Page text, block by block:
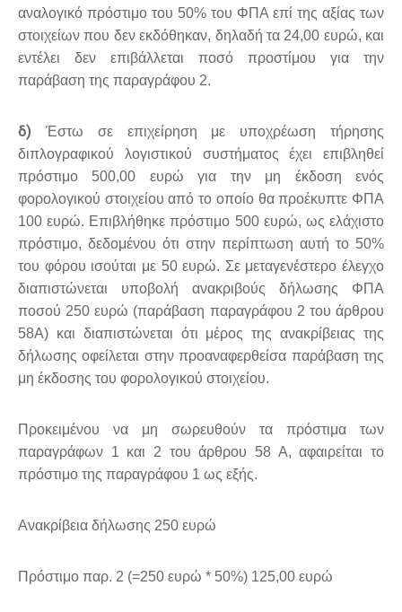
αναλογικό πρόστιμο του 50% του ΦΠΑ επί της αξίας των
στοιχείων που δεν εκδόθηκαν, δηλαδή τα 24,00 ευρώ, και
εντέλει δεν επιβάλλεται ποσό προστίμου για την
παράβαση της παραγράφου 2.
δ) Έστω σε επιχείρηση με υποχρέωση τήρησης
διπλογραφικού λογιστικού συστήματος έχει επιβληθεί
πρόστιμο 500,00 ευρώ για την μη έκδοση ενός
φορολογικού στοιχείου από το οποίο θα προέκυπτε ΦΠΑ
100 ευρώ. Επιβλήθηκε πρόστιμο 500 ευρώ, ως ελάχιστο
πρόστιμο, δεδομένου ότι στην περίπτωση αυτή το 50%
του φόρου ισούται με 50 ευρώ. Σε μεταγενέστερο έλεγχο
διαπιστώνεται υποβολή ανακριβούς δήλωσης ΦΠΑ
ποσού 250 ευρώ (παράβαση παραγράφου 2 του άρθρου
58Α) και διαπιστώνεται ότι μέρος της ανακρίβειας της
δήλωσης οφείλεται στην προαναφερθείσα παράβαση της
μη έκδοσης του φορολογικού στοιχείου.
Προκειμένου να μη σωρευθούν τα πρόστιμα των
παραγράφων 1 και 2 του άρθρου 58 Α, αφαιρείται το
πρόστιμο της παραγράφου 1 ως εξής.
Ανακρίβεια δήλωσης 250 ευρώ
Πρόστιμο παρ. 2 (=250 ευρώ * 50%) 125,00 ευρώ